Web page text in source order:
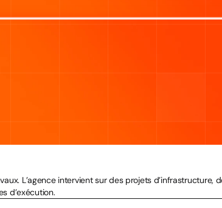
L’agence intervient sur des projets d’infrastructure,
d’exécution.